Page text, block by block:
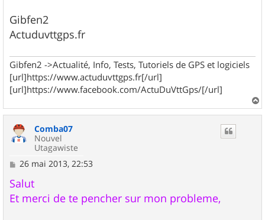
Gibfen2
Actuduvttgps.fr
Gibfen2 ->Actualité, Info, Tests, Tutoriels de GPS et logiciels
[url]https://www.actuduvttgps.fr[/url]
[url]https://www.facebook.com/ActuDuVttGps/[/url]
a
Comba07
Nouvel
Utagawiste
M
s
s
a
26 mai 2013, 22:53
Salut
Et merci de te pencher sur mon probleme,